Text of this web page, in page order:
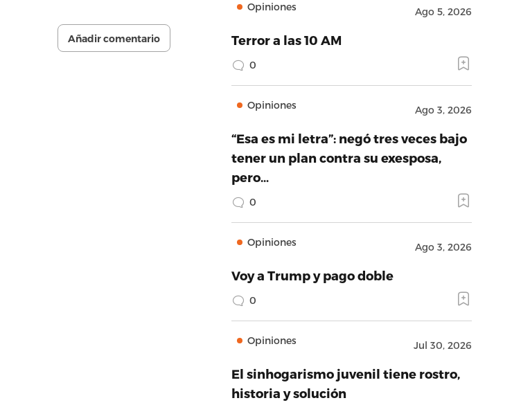
Añadir comentario
Opiniones Ago 5, 2026
Terror a las 10 AM
0
Opiniones Ago 3, 2026
“Esa es mi letra”: negó tres veces bajo
tener un plan contra su exesposa,
pero…
0
Opiniones Ago 3, 2026
Voy a Trump y pago doble
0
Opiniones Jul 30, 2026
El sinhogarismo juvenil tiene rostro,
historia y solución